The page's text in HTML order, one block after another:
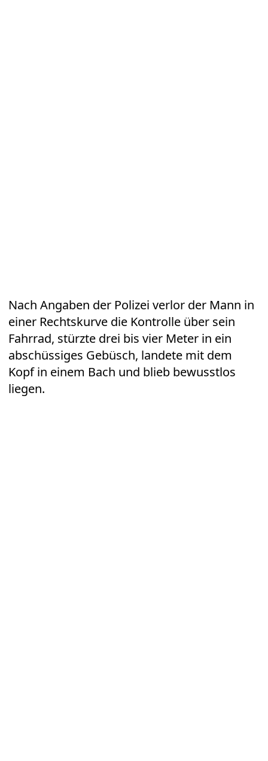
Nach Angaben der Polizei verlor der Mann in
einer Rechtskurve die Kontrolle über sein
Fahrrad, stürzte drei bis vier Meter in ein
abschüssiges Gebüsch, landete mit dem
Kopf in einem Bach und blieb bewusstlos
liegen.